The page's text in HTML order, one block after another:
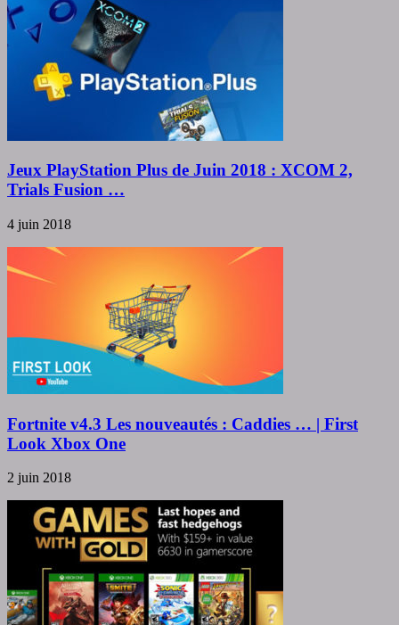
Jeux PlayStation Plus de Juin 2018 : XCOM 2,
Trials Fusion …
4 juin 2018
Fortnite v4.3 Les nouveautés : Caddies … | First
Look Xbox One
2 juin 2018